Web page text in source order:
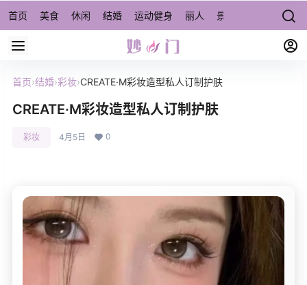
首页 美食 休闲 结婚 运动健身 丽人 景点/周边游 宠物
首页›结婚›彩妆›CREATE·M彩妆造型私人订制护肤
CREATE·M彩妆造型私人订制护肤
彩妆 4月5日 0